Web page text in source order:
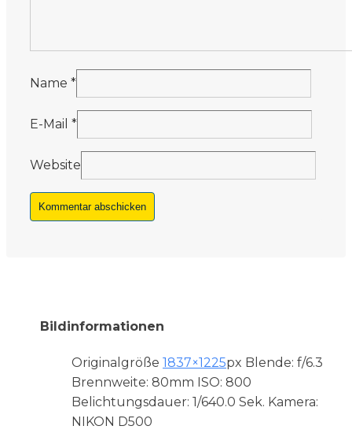
Name *
E-Mail *
Website
Bildinformationen
Originalgröße 1837×1225px Blende: f/6.3
Brennweite: 80mm ISO: 800
Belichtungsdauer: 1/640.0 Sek. Kamera:
NIKON D500